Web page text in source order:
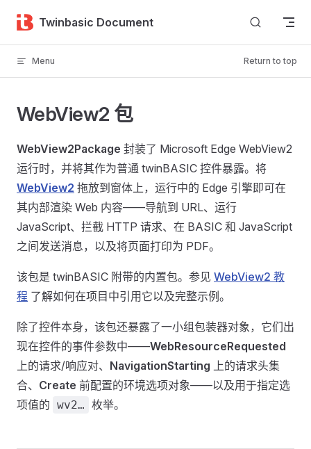
Skip to content
Twinbasic Document
Menu Return to top
WebView2 包
WebView2Package 封装了 Microsoft Edge WebView2
运行时，并将其作为普通 twinBASIC 控件暴露。将
WebView2 拖放到窗体上，运行中的 Edge 引擎即可在
其内部渲染 Web 内容——导航到 URL、运行
JavaScript、拦截 HTTP 请求、在 BASIC 和 JavaScript
之间发送消息，以及将页面打印为 PDF。
该包是 twinBASIC 附带的内置包。参见 WebView2 教
程 了解如何在项目中引用它以及完整示例。
除了控件本身，该包还暴露了一小组包装器对象，它们出
现在控件的事件参数中——WebResourceRequested
上的请求/响应对、 NavigationStarting 上的请求头集
合、 Create 前配置的环境选项对象——以及用于指定选
项值的 wv2… 枚举。